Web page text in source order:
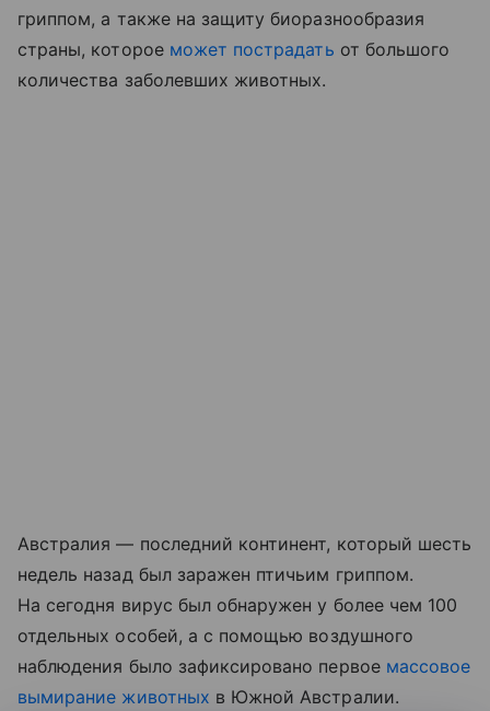
гриппом, а также на защиту биоразнообразия
страны, которое может пострадать от большого
количества заболевших животных.
Австралия — последний континент, который шесть
недель назад был заражен птичьим гриппом.
На сегодня вирус был обнаружен у более чем 100
отдельных особей, а с помощью воздушного
наблюдения было зафиксировано первое массовое
вымирание животных в Южной Австралии.